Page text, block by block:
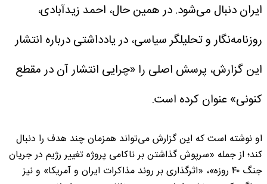
ایران دنبال می‌شود.در همین حال، احمد زیدآبادی،
روزنامه‌نگار و تحلیلگر سیاسی، در یادداشتی درباره انتشار
این گزارش، پرسش اصلی را «چرایی انتشار آن در مقطع
کنونی» عنوان کرده است.
او نوشته است که این گزارش می‌تواند همزمان چند هدف را دنبال
کند؛ از جمله «سرپوش گذاشتن بر ناکامی پروژه تغییر رژیم در جریان
جنگ ۴۰ روزه»، «اثرگذاری بر روند مذاکرات ایران و آمریکا» و نیز